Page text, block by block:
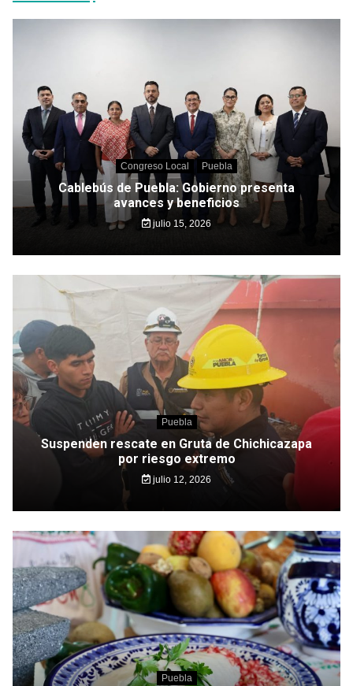
Congreso Local Puebla
Cablebús de Puebla: Gobierno presenta
avances y beneficios
julio 15, 2026
Puebla
Suspenden rescate en Gruta de Chichicazapa
por riesgo extremo
julio 12, 2026
Puebla